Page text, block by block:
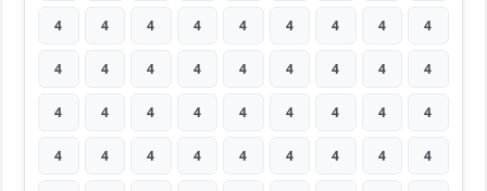
4 4 4 4 4 4 4 4 4
4 4 4 4 4 4 4 4 4
4 4 4 4 4 4 4 4 4
4 4 4 4 4 4 4 4 4